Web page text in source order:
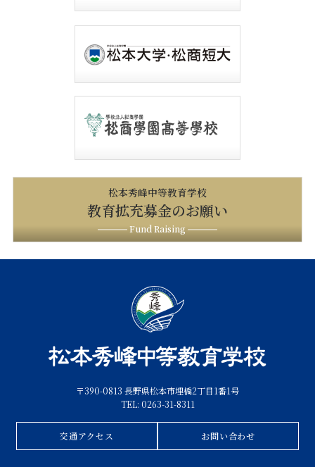
松本秀峰中等教育学校
教育拡充募金のお願い
Fund Raising
〒390-0813 長野県松本市埋橋2丁目1番1号
TEL: 0263-31-8311
交通アクセス お問い合わせ